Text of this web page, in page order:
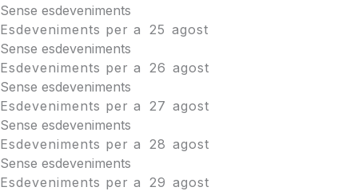
Sense esdeveniments
Esdeveniments per a
25 agost
Sense esdeveniments
Esdeveniments per a
26 agost
Sense esdeveniments
Esdeveniments per a
27 agost
Sense esdeveniments
Esdeveniments per a
28 agost
Sense esdeveniments
Esdeveniments per a
29 agost